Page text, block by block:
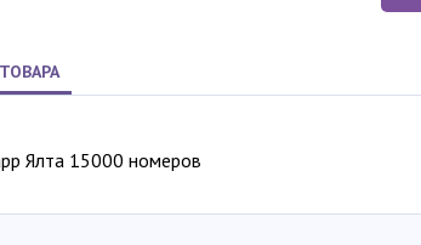
Ялта 15000 номеров